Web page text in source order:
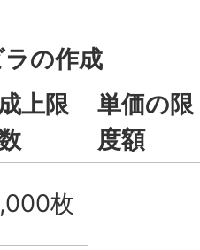
の作成
上限
単価の限
度額
枚